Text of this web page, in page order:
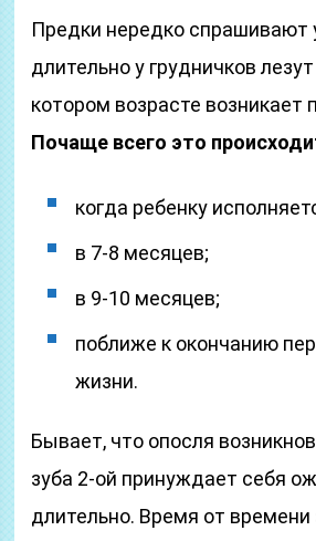
Предки нередко спрашивают
длительно у грудничков
котором возрасте возникает
Почаще всего это
когда ребенку
в 7-8 месяцев;
в 9-10 месяцев;
поближе к окончанию
жизни.
Бывает, что опосля
зуба 2-ой принуждает себя
длительно. Время от времени